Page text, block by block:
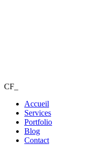
CF_
Accueil
Services
Portfolio
Blog
Contact